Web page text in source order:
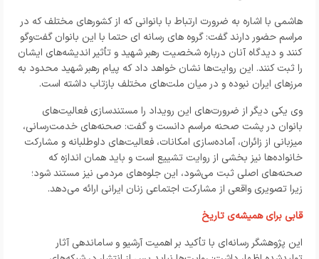
هاشمی با اشاره به ضرورت ارتباط با بانوانی که از کشورهای مختلف که در
مراسم حضور دارند گفت: گروه های رسانه ای حتما با این بانوان گفت‌وگو
کنند و دیدگاه آنان درباره شخصیت رهبر شهید و تأثیر اندیشه‌های ایشان
را ثبت کنند. این روایت‌ها نشان خواهد داد که پیام رهبر شهید محدود به
مرزهای ایران نبوده و در میان ملت‌های مختلف بازتاب داشته است.
وی یکی دیگر از ضرورت‌های این رویداد را مستندسازی فعالیت‌های
بانوان در پشت صحنه مراسم دانست و گفت: صحنه‌های خدمت‌رسانی،
میزبانی از زائران، آماده‌سازی امکانات، فعالیت‌های داوطلبانه و مشارکت
خانواده‌ها نیز بخشی از روایت تشییع است و باید همان اندازه که
صحنه‌های اصلی ثبت می‌شود، این جلوه‌های مردمی نیز مستند شود؛
زیرا تصویری واقعی از مشارکت اجتماعی زنان ایرانی ارائه می‌دهد.
قابی برای همیشه‌ی تاریخ
این پژوهشگر رسانه‌ای با تأکید بر اهمیت آرشیو و ساماندهی آثار